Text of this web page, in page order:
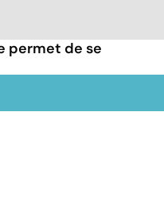
permet de se